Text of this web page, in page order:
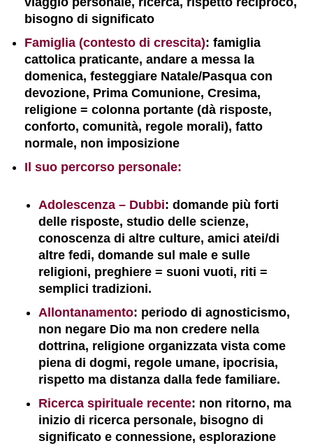
bisogno di significato
Famiglia (contesto di crescita): famiglia
cattolica praticante, andare a messa la
domenica, festeggiare Natale/Pasqua con
devozione, Prima Comunione, Cresima,
religione = colonna portante (dà risposte,
conforto, comunità, regole morali), fatto
normale, non imposizione
Il suo percorso personale:
Adolescenza – Dubbi: domande più forti
delle risposte, studio delle scienze,
conoscenza di altre culture, amici atei/di
altre fedi, domande sul male e sulle
religioni, preghiere = suoni vuoti, riti =
semplici tradizioni.
Allontanamento: periodo di agnosticismo,
non negare Dio ma non credere nella
dottrina, religione organizzata vista come
piena di dogmi, regole umane, ipocrisia,
rispetto ma distanza dalla fede familiare.
Ricerca spirituale recente: non ritorno, ma
inizio di ricerca personale, bisogno di
significato e connessione, esplorazione